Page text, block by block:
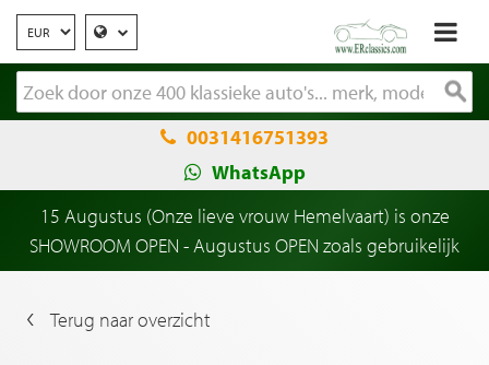
0031416751393
WhatsApp
15 Augustus (Onze lieve vrouw Hemelvaart) is onze
SHOWROOM OPEN - Augustus OPEN zoals gebruikelijk
Terug naar overzicht